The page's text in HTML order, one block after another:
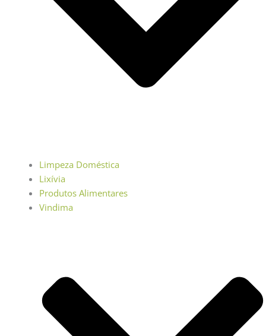
Limpeza Doméstica
Lixívia
Produtos Alimentares
Vindima